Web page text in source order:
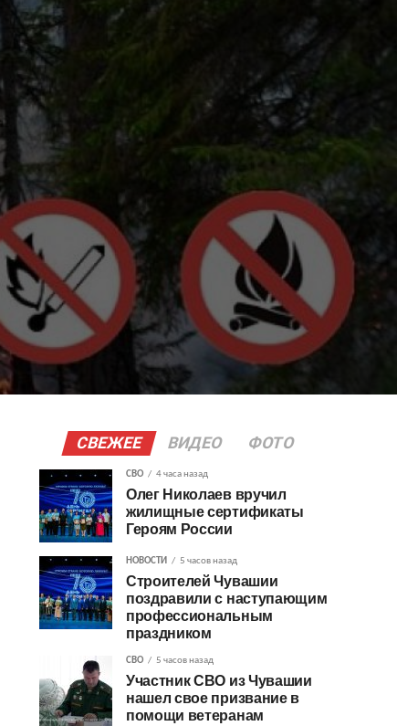
СВЕЖЕЕ ВИДЕО ФОТО
СВО 4 часа назад
Олег Николаев вручил
жилищные сертификаты
Героям России
НОВОСТИ 5 часов назад
Строителей Чувашии
поздравили с наступающим
профессиональным
праздником
СВО 5 часов назад
Участник СВО из Чувашии
нашел свое призвание в
помощи ветеранам